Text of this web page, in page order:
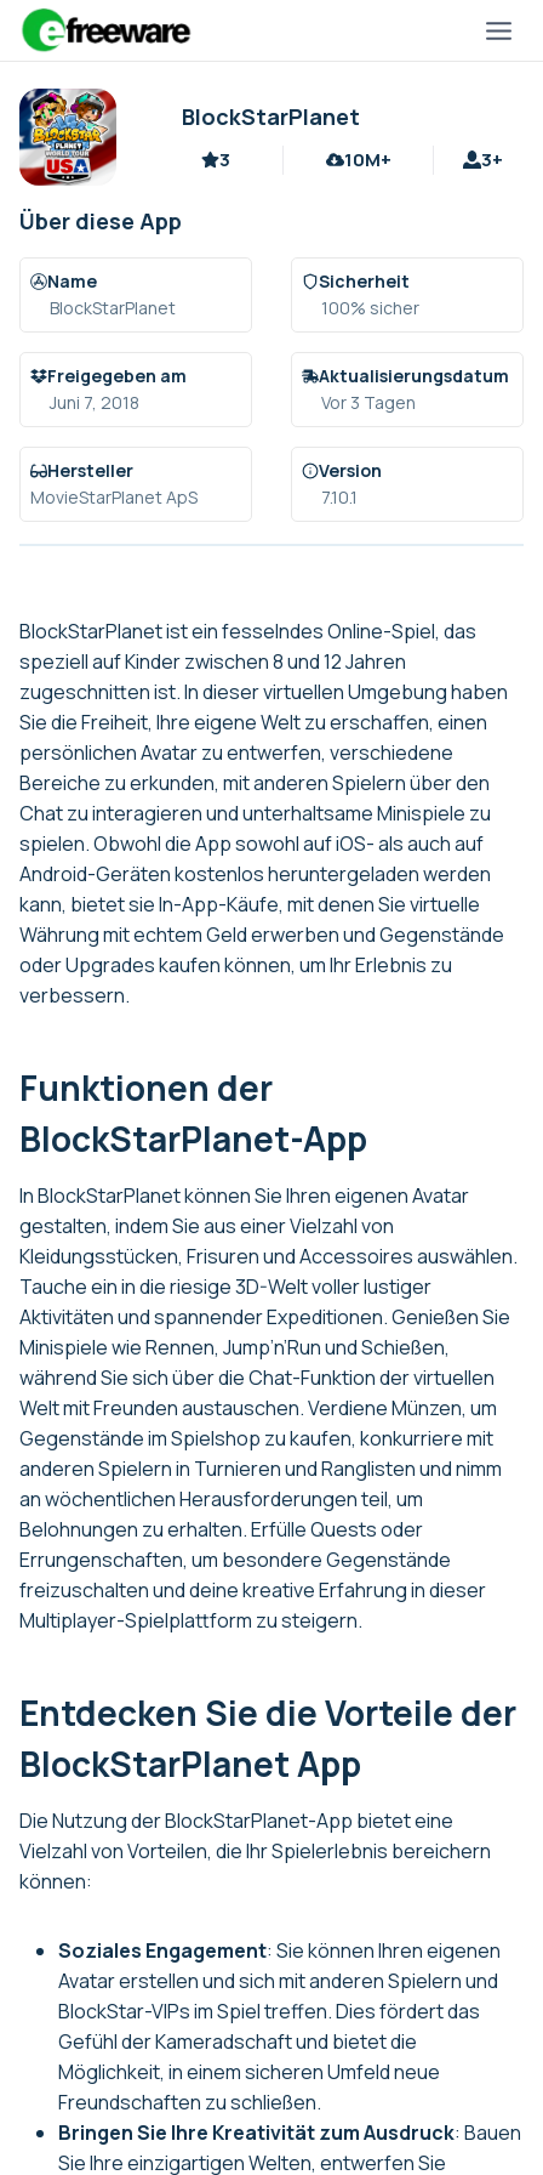
Zum
Inhalt
BlockStarPlanet
3 10M+ 3+
Über diese App
Name
BlockStarPlanet
Sicherheit
100% sicher
Freigegeben am
Juni 7, 2018
Aktualisierungsdatum
Vor 3 Tagen
Hersteller
MovieStarPlanet ApS
Version
7.10.1
BlockStarPlanet ist ein fesselndes Online-Spiel, das
speziell auf Kinder zwischen 8 und 12 Jahren
zugeschnitten ist. In dieser virtuellen Umgebung haben
Sie die Freiheit, Ihre eigene Welt zu erschaffen, einen
persönlichen Avatar zu entwerfen, verschiedene
Bereiche zu erkunden, mit anderen Spielern über den
Chat zu interagieren und unterhaltsame Minispiele zu
spielen. Obwohl die App sowohl auf iOS- als auch auf
Android-Geräten kostenlos heruntergeladen werden
kann, bietet sie In-App-Käufe, mit denen Sie virtuelle
Währung mit echtem Geld erwerben und Gegenstände
oder Upgrades kaufen können, um Ihr Erlebnis zu
verbessern.
Funktionen der
BlockStarPlanet-App
In BlockStarPlanet können Sie Ihren eigenen Avatar
gestalten, indem Sie aus einer Vielzahl von
Kleidungsstücken, Frisuren und Accessoires auswählen.
Tauche ein in die riesige 3D-Welt voller lustiger
Aktivitäten und spannender Expeditionen. Genießen Sie
Minispiele wie Rennen, Jump’n’Run und Schießen,
während Sie sich über die Chat-Funktion der virtuellen
Welt mit Freunden austauschen. Verdiene Münzen, um
Gegenstände im Spielshop zu kaufen, konkurriere mit
anderen Spielern in Turnieren und Ranglisten und nimm
an wöchentlichen Herausforderungen teil, um
Belohnungen zu erhalten. Erfülle Quests oder
Errungenschaften, um besondere Gegenstände
freizuschalten und deine kreative Erfahrung in dieser
Multiplayer-Spielplattform zu steigern.
Entdecken Sie die Vorteile der
BlockStarPlanet App
Die Nutzung der BlockStarPlanet-App bietet eine
Vielzahl von Vorteilen, die Ihr Spielerlebnis bereichern
können:
Soziales Engagement: Sie können Ihren eigenen
Avatar erstellen und sich mit anderen Spielern und
BlockStar-VIPs im Spiel treffen. Dies fördert das
Gefühl der Kameradschaft und bietet die
Möglichkeit, in einem sicheren Umfeld neue
Freundschaften zu schließen.
Bringen Sie Ihre Kreativität zum Ausdruck: Bauen
Sie Ihre einzigartigen Welten, entwerfen Sie